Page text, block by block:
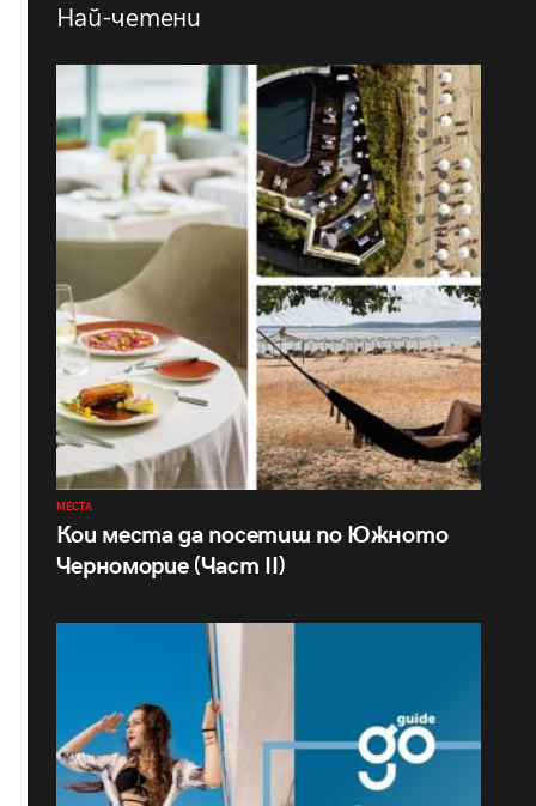
Най-четени
МЕСТА
Кои места да посетиш по Южното
Черноморие (Част II)